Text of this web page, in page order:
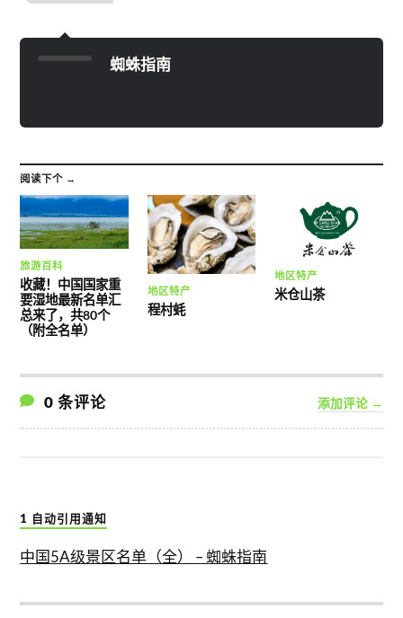
蜘蛛指南
阅读下个 →
旅游百科
收藏！中国国家重
要湿地最新名单汇
总来了，共80个
（附全名单）
地区特产
程村蚝
地区特产
米仓山茶
0 条评论 添加评论 →
1 自动引用通知
中国5A级景区名单（全） – 蜘蛛指南